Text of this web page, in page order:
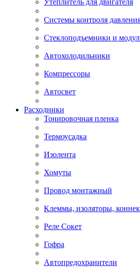
Утеплитель для двигателя
Системы контроля
Стеклоподъемники и
Автохолодильники
Компрессоры
Автосвет
Расходники
Тонировочная пленка
Термоусадка
Изолента
Хомуты
Провод монтажный
Клеммы, изоляторы,
Реле Сокет
Гофра
Автопредохранители